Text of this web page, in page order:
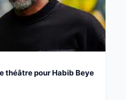
théâtre pour Habib Beye